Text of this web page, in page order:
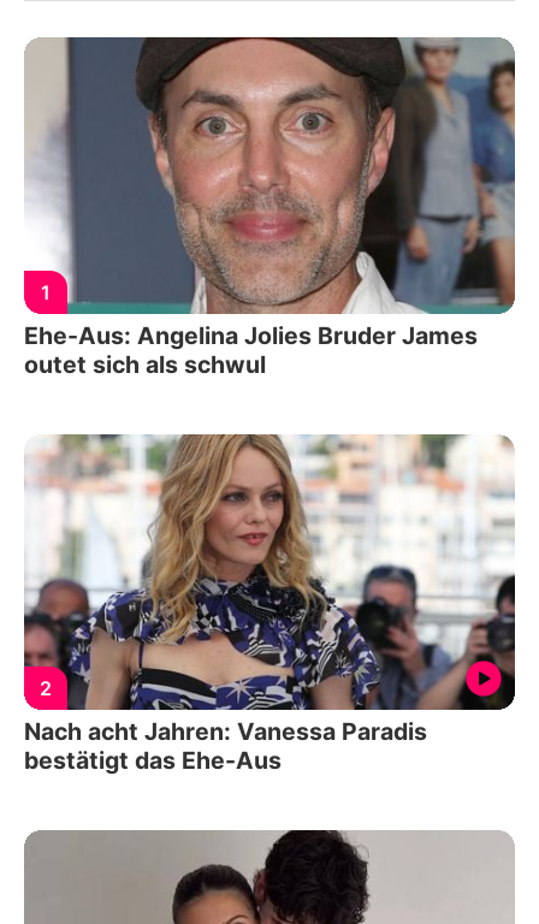
1
Ehe-Aus: Angelina Jolies Bruder James
outet sich als schwul
2
Nach acht Jahren: Vanessa Paradis
bestätigt das Ehe-Aus